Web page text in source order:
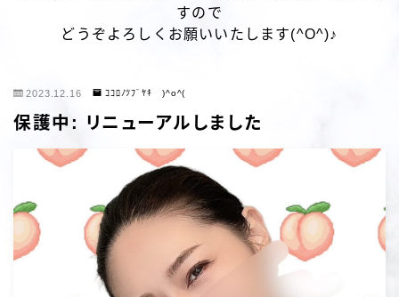
すので
どうぞよろしくお願いいたします(^O^)♪
2023.12.16 ｺｺﾛﾉﾂﾌﾞﾔｷ )^o^(
保護中: リニューアルしました